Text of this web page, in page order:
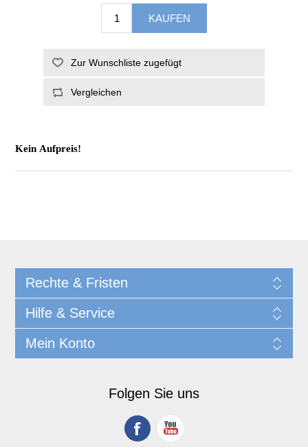
Kein Aufpreis!
Rechte & Fristen
Hilfe & Service
Mein Konto
Folgen Sie uns